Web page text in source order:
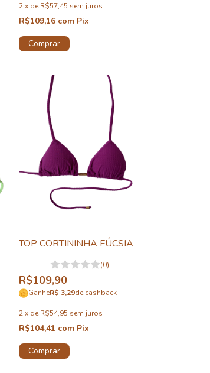
2 x de R$57,45 sem juros
R$109,16 com Pix
Comprar
TOP CORTININHA FÚCSIA
(0)
R$109,90
GanheR$ 3,29de cashback
2 x de R$54,95 sem juros
R$104,41 com Pix
Comprar